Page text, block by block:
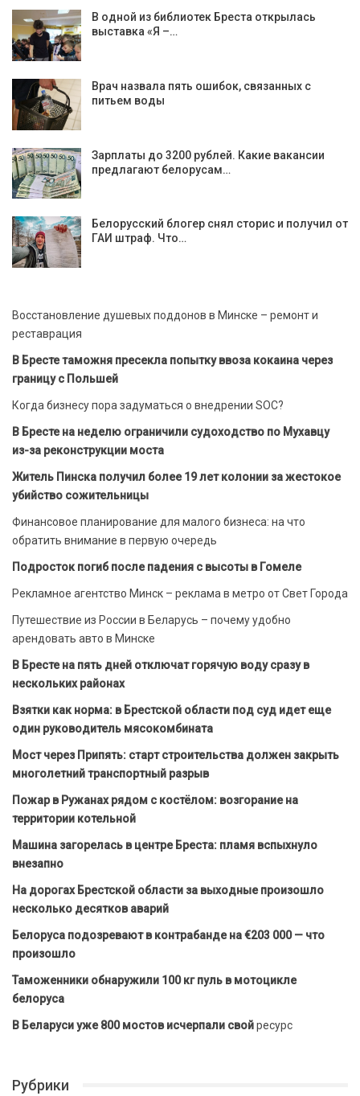
В одной из библиотек Бреста открылась
выставка «Я –…
Врач назвала пять ошибок, связанных с
питьем воды
Зарплаты до 3200 рублей. Какие вакансии
предлагают белорусам…
Белорусский блогер снял сторис и получил от
ГАИ штраф. Что…
Восстановление душевых поддонов в Минске – ремонт и
реставрация
В Бресте таможня пресекла попытку ввоза кокаина через
границу с Польшей
Когда бизнесу пора задуматься о внедрении SOC?
В Бресте на неделю ограничили судоходство по Мухавцу
из-за реконструкции моста
Житель Пинска получил более 19 лет колонии за жестокое
убийство сожительницы
Финансовое планирование для малого бизнеса: на что
обратить внимание в первую очередь
Подросток погиб после падения с высоты в Гомеле
Рекламное агентство Минск – реклама в метро от Свет Города
Путешествие из России в Беларусь – почему удобно
арендовать авто в Минске
В Бресте на пять дней отключат горячую воду сразу в
нескольких районах
Взятки как норма: в Брестской области под суд идет еще
один руководитель мясокомбината
Мост через Припять: старт строительства должен закрыть
многолетний транспортный разрыв
Пожар в Ружанах рядом с костёлом: возгорание на
территории котельной
Машина загорелась в центре Бреста: пламя вспыхнуло
внезапно
На дорогах Брестской области за выходные произошло
несколько десятков аварий
Белоруса подозревают в контрабанде на €203 000 — что
произошло
Таможенники обнаружили 100 кг пуль в мотоцикле
белоруса
В Беларуси уже 800 мостов исчерпали свойресурс
Рубрики